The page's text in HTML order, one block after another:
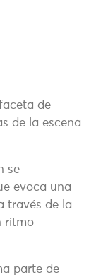
de
de la escena
se
evoca una
través de la
ritmo
parte de